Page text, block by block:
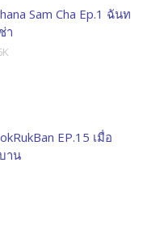
Sam Cha Ep.1 ฉันท
า
EP.15 เมื่อ
าน